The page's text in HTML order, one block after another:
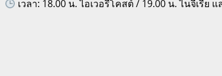
เวลา: 18.00 น. ไอเวอรี่โคสต์ / 19.00 น. ไนจีเรีย